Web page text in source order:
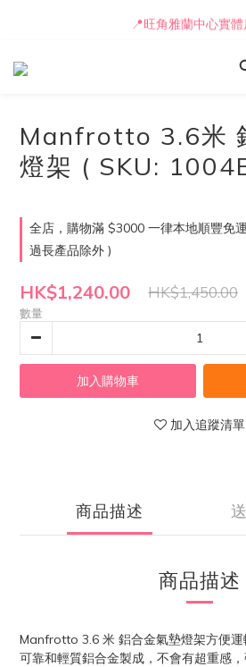
📒🖋️報價單 / 採購表
📍旺角雅蘭中心實
🚛最快可即日安排貨車
Manfrotto 3.6米
燈架 ( SKU:
全店，購物滿 $3000 一律本地順豐免
過長產品除外 )
HK$1,240.00 HK$1,450.00
數量
加入購物車
加入追蹤清單
商品描述
商品描述
Manfrotto 3.6 米 鋁合金氣墊燈架方便
可靠和輕質鋁合金製成，不會有超重感